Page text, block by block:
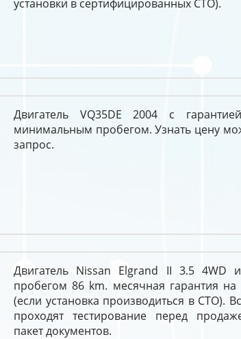
установки в сертифицированных СТО).
Двигатель VQ35DE 2004 с
минимальным пробегом. Узнать цену
запрос.
Двигатель Nissan Elgrand II 3.5 4WD
пробегом 86 km. месячная гарантия
(если установка производиться в СТО).
проходят тестирование перед
пакет документов.